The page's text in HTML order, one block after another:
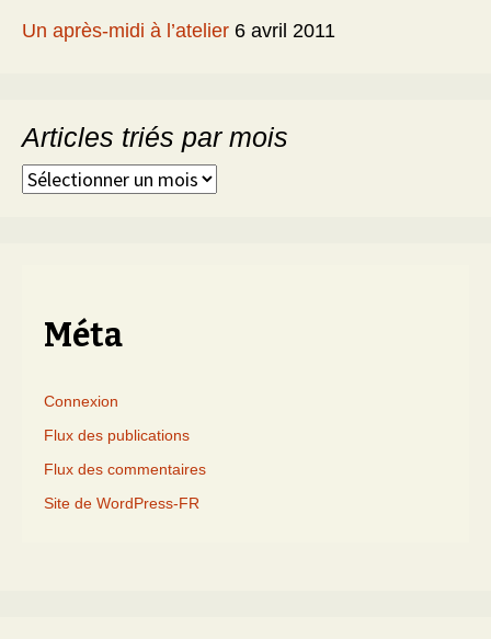
Un après-midi à l’atelier 6 avril 2011
Articles triés par mois
Articles
Méta
Connexion
Flux des publications
Flux des commentaires
Site de WordPress-FR